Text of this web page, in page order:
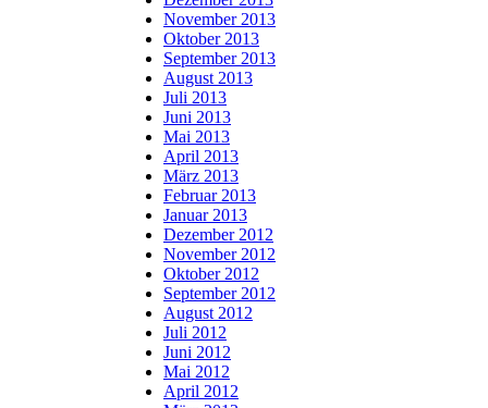
November 2013
Oktober 2013
September 2013
August 2013
Juli 2013
Juni 2013
Mai 2013
April 2013
März 2013
Februar 2013
Januar 2013
Dezember 2012
November 2012
Oktober 2012
September 2012
August 2012
Juli 2012
Juni 2012
Mai 2012
April 2012